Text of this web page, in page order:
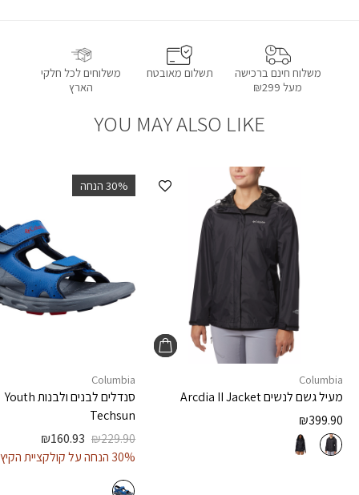
משלוח חינם ברכישה
מעל ₪299
תשלום מאובטח
משלוחים לכל חלקי
הארץ
YOU MAY ALSO LIKE
הוספה למועדפים
Columbia
מעיל גשם לנשיםArcdia II Jacket
₪399.90
‫30% הנחה
Columbia
סנדלים לבנים ולבנותYouth
Techsun
₪229.90
₪160.93
30% הנחה על קולקציית הקיץ